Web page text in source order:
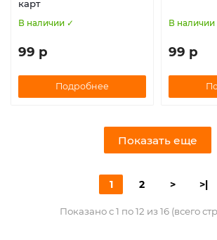
карт
В наличии ✓
99 р
Подробнее
В наличии
99 р
Показать еще
1 2 > >|
Показано с 1 по 12 из 16 (всего